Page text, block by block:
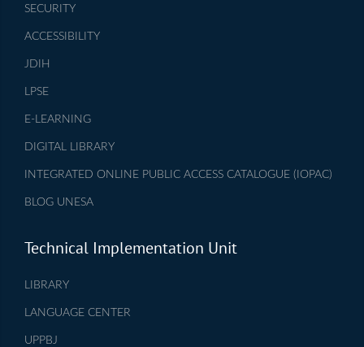
SECURITY
ACCESSIBILITY
JDIH
LPSE
E-LEARNING
DIGITAL LIBRARY
INTEGRATED ONLINE PUBLIC ACCESS CATALOGUE (IOPAC)
BLOG UNESA
Technical Implementation Unit
LIBRARY
LANGUAGE CENTER
UPPBJ